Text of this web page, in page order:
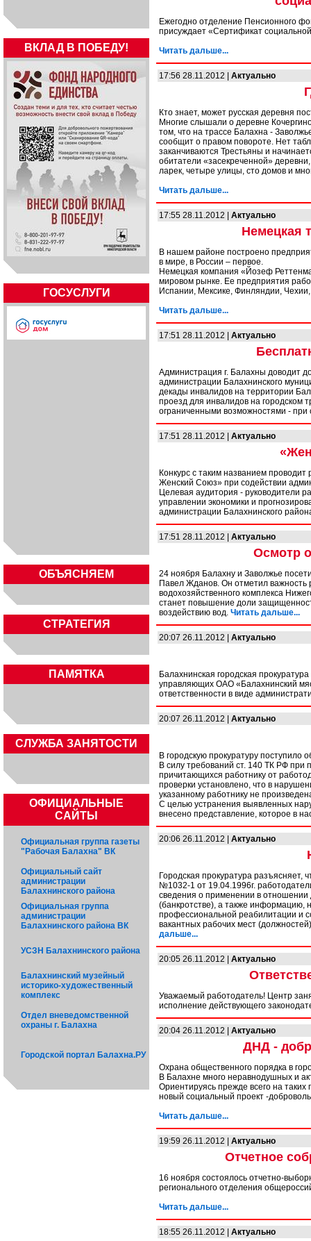
ВКЛАД В ПОБЕДУ!
ГОСУСЛУГИ
ОБЪЯСНЯЕМ
СТРАТЕГИЯ
ПАМЯТКА
CЛУЖБА ЗАНЯТОСТИ
ОФИЦИАЛЬНЫЕ
САЙТЫ
Официальная группа газеты
"Рабочая Балахна" ВК
Официальный сайт
администрации
Балахнинского района
Официальная группа
администрации
Балахнинского района ВК
УСЗН Балахнинского района
Балахнинский музейный
историко-художественный
комплекс
Отдел вневедомственной
охраны г. Балахна
Городской портал Балахна.РУ
Ежегодно отделение Пенсионного
присуждает «Сертификат
Читать дальше...
17:56 28.11.2012 | Актуально
Кто знает, может русская деревня
Многие слышали о деревне
том, что на трассе Балахна -
сообщит о правом повороте. Нет
заканчиваются Трестьяны и
обитатели «засекреченной»
ларек, четыре улицы, сто домов и
Читать дальше...
17:55 28.11.2012 | Актуально
Немецкая
В нашем районе построено
в мире, в России – первое.
Немецкая компания «Йозеф
мировом рынке. Ее предприятия
Испании, Мексике, Финляндии,
Читать дальше...
17:51 28.11.2012 | Актуально
Администрация г. Балахны доводит
администрации Балахнинского
декады инвалидов на территории
проезд для инвалидов на городском
ограниченными возможностями - при
17:51 28.11.2012 | Актуально
Конкурс с таким названием
Женский Союз» при содействии
Целевая аудитория - руководители
управлении экономики и
администрации Балахнинского
17:51 28.11.2012 | Актуально
Осмотр
24 ноября Балахну и Заволжье
Павел Жданов. Он отметил важность
водохозяйственного комплекса
станет повышение доли
воздействию вод. Читать дальше...
20:07 26.11.2012 | Актуально
Балахнинская городская
управляющих ОАО «Балахнинский
ответственности в виде
20:07 26.11.2012 | Актуально
В городскую прокуратуру поступило
В силу требований ст. 140 ТК РФ при
причитающихся работнику от
проверки установлено, что в
указанному работнику не
С целью устранения выявленных
внесено представление, которое в
20:06 26.11.2012 | Актуально
Городская прокуратура разъясняет,
№1032-1 от 19.04.1996г.
сведения о применении в отношении
(банкротстве), а также информацию,
профессиональной реабилитации и
вакантных рабочих мест
дальше...
20:05 26.11.2012 | Актуально
Уважаемый работодатель! Центр
исполнение действующего
20:04 26.11.2012 | Актуально
ДНД -
Охрана общественного порядка в
В Балахне много неравнодушных и
Ориентируясь прежде всего на
новый социальный проект -
Читать дальше...
19:59 26.11.2012 | Актуально
Отчетное
16 ноября состоялось отчетно-
регионального отделения
Читать дальше...
18:55 26.11.2012 | Актуально